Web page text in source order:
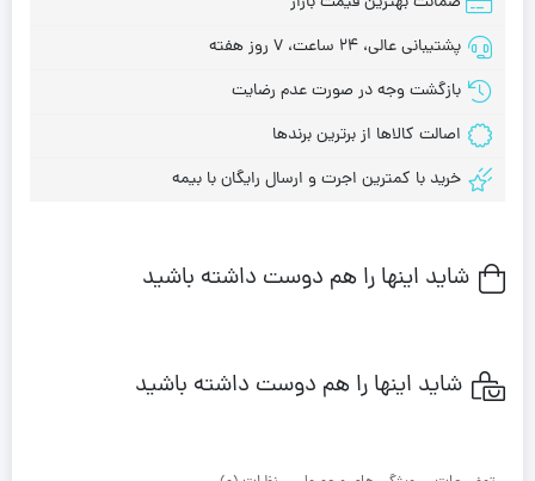
پشتیبانی عالی، 24 ساعت، 7 روز هفته
بازگشت وجه در صورت عدم رضایت
اصالت کالاها از برترین برندها
خرید با کمترین اجرت و ارسال رایگان با بیمه
شاید اینها را هم دوست داشته باشید
شاید اینها را هم دوست داشته باشید